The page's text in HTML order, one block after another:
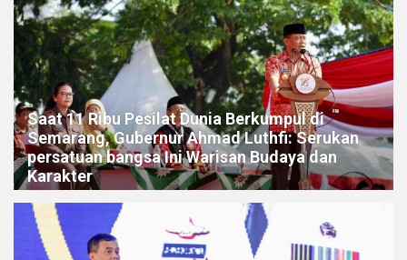
Saat 11 Ribu Pesilat Dunia Berkumpul di
Semarang, Gubernur Ahmad Luthfi: Serukan
persatuan bangsa Ini Warisan Budaya dan
Karakter